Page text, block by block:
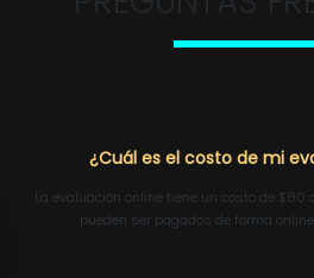
¿Cuál es el costo de mi
La evaluación online tiene un costo de
pueden ser pagados de forma